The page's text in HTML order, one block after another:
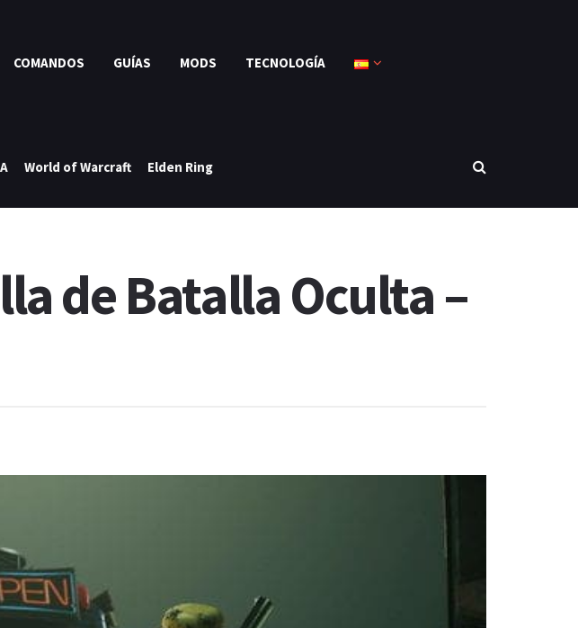
COMANDOS GUÍAS MODS TECNOLOGÍA
World of Warcraft Elden Ring
de Batalla Oculta –